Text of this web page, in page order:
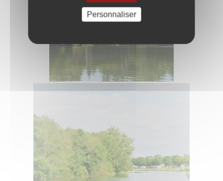
Personnaliser